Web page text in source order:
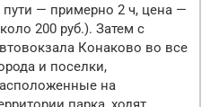
пути — примерно 2 ч, цена —
200 руб.). Затем с
Конаково во все
и поселки,
на